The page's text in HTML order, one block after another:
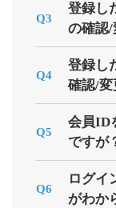
Q3
登録し
の確認/
Q4
登録し
確認/変
Q5
会員ID
ですが
Q6
ログイ
がわか